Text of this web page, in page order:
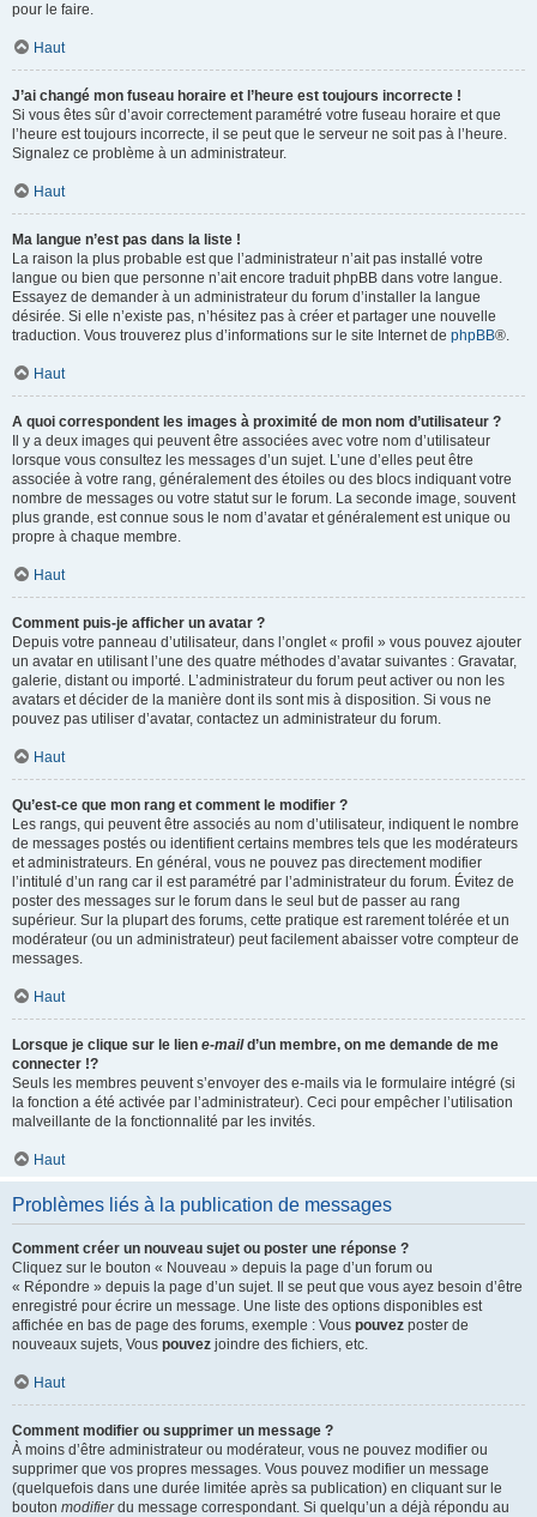
pour le faire.
Haut
J’ai changé mon fuseau horaire et l’heure est toujours incorrecte !
Si vous êtes sûr d’avoir correctement paramétré votre fuseau horaire et que
l’heure est toujours incorrecte, il se peut que le serveur ne soit pas à l’heure.
Signalez ce problème à un administrateur.
Haut
Ma langue n’est pas dans la liste !
La raison la plus probable est que l’administrateur n’ait pas installé votre
langue ou bien que personne n’ait encore traduit phpBB dans votre langue.
Essayez de demander à un administrateur du forum d’installer la langue
désirée. Si elle n’existe pas, n’hésitez pas à créer et partager une nouvelle
traduction. Vous trouverez plus d’informations sur le site Internet de phpBB®.
Haut
A quoi correspondent les images à proximité de mon nom d’utilisateur ?
Il y a deux images qui peuvent être associées avec votre nom d’utilisateur
lorsque vous consultez les messages d’un sujet. L’une d’elles peut être
associée à votre rang, généralement des étoiles ou des blocs indiquant votre
nombre de messages ou votre statut sur le forum. La seconde image, souvent
plus grande, est connue sous le nom d’avatar et généralement est unique ou
propre à chaque membre.
Haut
Comment puis-je afficher un avatar ?
Depuis votre panneau d’utilisateur, dans l’onglet « profil » vous pouvez ajouter
un avatar en utilisant l’une des quatre méthodes d’avatar suivantes : Gravatar,
galerie, distant ou importé. L’administrateur du forum peut activer ou non les
avatars et décider de la manière dont ils sont mis à disposition. Si vous ne
pouvez pas utiliser d’avatar, contactez un administrateur du forum.
Haut
Qu’est-ce que mon rang et comment le modifier ?
Les rangs, qui peuvent être associés au nom d’utilisateur, indiquent le nombre
de messages postés ou identifient certains membres tels que les modérateurs
et administrateurs. En général, vous ne pouvez pas directement modifier
l’intitulé d’un rang car il est paramétré par l’administrateur du forum. Évitez de
poster des messages sur le forum dans le seul but de passer au rang
supérieur. Sur la plupart des forums, cette pratique est rarement tolérée et un
modérateur (ou un administrateur) peut facilement abaisser votre compteur de
messages.
Haut
Lorsque je clique sur le lien e-maild’un membre, on me demande de me
connecter !?
Seuls les membres peuvent s’envoyer des e-mails via le formulaire intégré (si
la fonction a été activée par l’administrateur). Ceci pour empêcher l’utilisation
malveillante de la fonctionnalité par les invités.
Haut
Problèmes liés à la publication de messages
Comment créer un nouveau sujet ou poster une réponse ?
Cliquez sur le bouton « Nouveau » depuis la page d’un forum ou
« Répondre » depuis la page d’un sujet. Il se peut que vous ayez besoin d’être
enregistré pour écrire un message. Une liste des options disponibles est
affichée en bas de page des forums, exemple : Vous pouvez poster de
nouveaux sujets, Vous pouvez joindre des fichiers, etc.
Haut
Comment modifier ou supprimer un message ?
À moins d’être administrateur ou modérateur, vous ne pouvez modifier ou
supprimer que vos propres messages. Vous pouvez modifier un message
(quelquefois dans une durée limitée après sa publication) en cliquant sur le
bouton modifierdu message correspondant. Si quelqu’un a déjà répondu au